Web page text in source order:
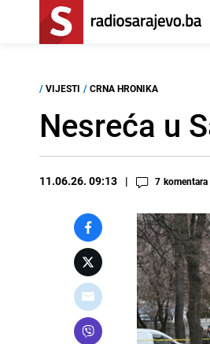
/ VIJESTI / CRNA HRONIKA
Nesreća u
11.06.26. 09:13 7 komentara